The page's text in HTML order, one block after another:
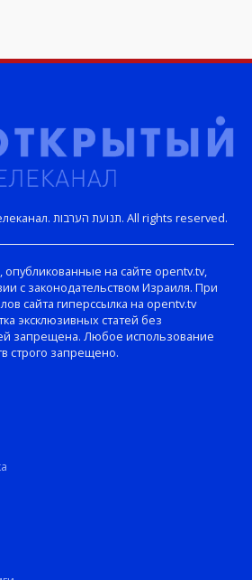
Copyright © Открытый телеканал. תנועת הערבות. All rights reserved.
на сайте opentv.tv,
с законодательством Израиля. При
сайта гиперссылка на opentv.tv
эксклюзивных статей без
запрещена. Любое использование
строго запрещено.